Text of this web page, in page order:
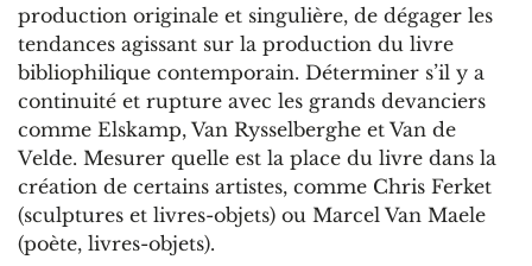
production originale et singulière, de dégager les
tendances agissant sur la production du livre
bibliophilique contemporain. Déterminer s’il y a
continuité et rupture avec les grands devanciers
comme Elskamp, Van Rysselberghe et Van de
Velde. Mesurer quelle est la place du livre dans la
création de certains artistes, comme Chris Ferket
(sculptures et livres-objets) ou Marcel Van Maele
(poète, livres-objets).